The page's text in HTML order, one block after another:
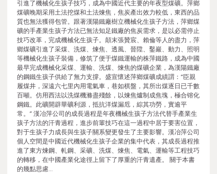
引進了機械化生孩子技巧，成為中國近代主要的年夜型煤礦。萍鄉
煤礦晚期采用土法挖煤和土法煉焦，焦炭產出效力較低，東西的品
質也無法獲得包管。跟著漢陽鐵廠樹立機械化生孩子方法，萍鄉煤
礦的手產業生孩子方法已無法知足鐵廠的焦炭需求，是以必需停止
技巧改革，完成機械化生孩子。顛末張贊宸、賴倫等人的盡力，萍
鄉煤礦引進了采煤、洗煤、煉焦、透風、晉陞、鑿巖、動力、照明
等機械化生孩子裝備，修筑了便于煤鐵運輸的株萍鐵路，成為中國
最早完成機械化采煤、運輸、洗煤、煉焦的煤礦企業，為漢陽鐵廠
的鋼鐵生孩子供給了無力支撐。盛宣懷述萍鄉煤礦成績謂：“臣親
履煤井，深遠六七里內用電氣車，巷如棋盤，其所出煤逐日已千數
百噸。仿用西法以洗煤機滌盡殘餘，以煉焦爐制成焦塊，極合镕化
鋼鐵。此礦開辟華礦利源，抵抗洋煤漏卮，綜其功勞，實逾平
常。” 漢冶萍公司的成長過程是年夜機械生孩子方法代替手產業生
孩子方法的汗青過程，進步前輩技巧在這一過程中居于要害位置，
對于生孩子力成長與生孩子關系變更發生了主要影響。漢冶萍公司
個人空間是中國近代機械化生孩子企業的集中代表，其成長過程推
進了東方煉鋼、軋鋼、采礦、洗煤、煉焦、電氣、運輸等工程技巧
的轉移，在中國產業化途徑上留下了厚重的汗青遺產。 關于本書
的幾點思慮…